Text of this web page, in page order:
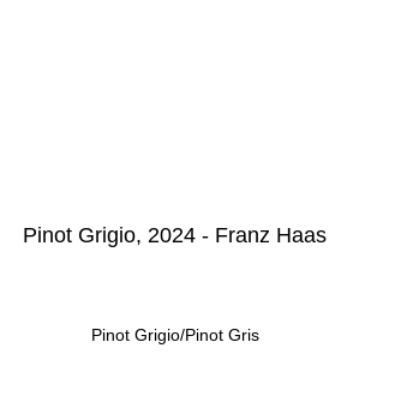
Pinot Grigio, 2024 - Franz Haas
Pinot Grigio/Pinot Gris